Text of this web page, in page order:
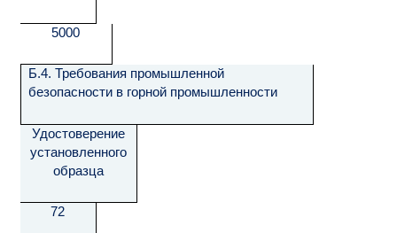
5000
Б.4. Требования промышленной
безопасности в горной промышленности
Удостоверение
установленного
образца
72